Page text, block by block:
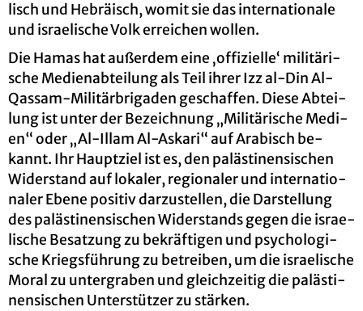
lisch und He­brä­isch, womit sie das in­ter­na­tio­na­le
und is­rae­li­sche Volk er­rei­chen wol­len.
Die Hamas hat au­ßer­dem eine ‚of­fi­zi­el­le‘ mi­li­tä­ri­
sche Me­di­en­ab­tei­lung als Teil ihrer Izz al-Din Al-
Qas­sam-Mi­li­tär­bri­ga­den ge­schaf­fen. Diese Ab­tei­
lung ist unter der Be­zeich­nung „Mi­li­tä­ri­sche Me­di­
en“ oder „Al-Illam Al-As­ka­ri“ auf Ara­bisch be­
kannt. Ihr Haupt­ziel ist es, den pa­läs­ti­nen­si­schen
Wi­der­stand auf lo­ka­ler, re­gio­na­ler und in­ter­na­tio­
na­ler Ebene po­si­tiv dar­zu­stel­len, die Dar­stel­lung
des pa­läs­ti­nen­si­schen Wi­der­stands gegen die is­rae­
li­sche Be­sat­zung zu be­kräf­ti­gen und psy­cho­lo­gi­
sche Kriegs­füh­rung zu be­trei­ben, um die is­rae­li­sche
Moral zu un­ter­gra­ben und gleich­zei­tig die pa­läs­ti­
nen­si­schen Un­ter­stüt­zer zu stär­ken.